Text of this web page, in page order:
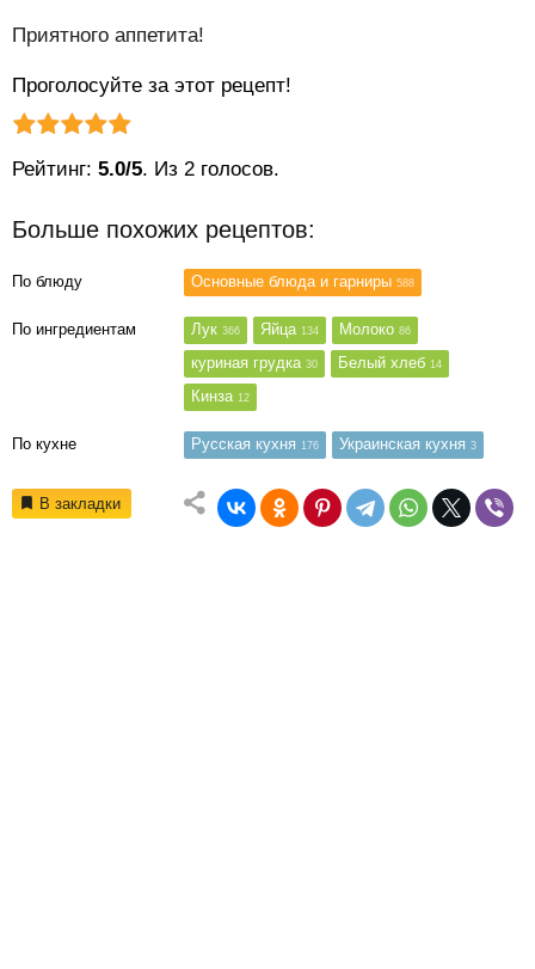
Приятного аппетита!
Проголосуйте за этот рецепт!
Рейтинг статьи:
Рейтинг: 5.0/5. Из 2 голосов.
Больше похожих рецептов:
По блюду Основные блюда и гарниры 588
По ингредиентам Лук 366 Яйца 134 Молоко 86
куриная грудка 30 Белый хлеб 14
Кинза 12
По кухне Русская кухня 176 Украинская кухня 3
В закладки